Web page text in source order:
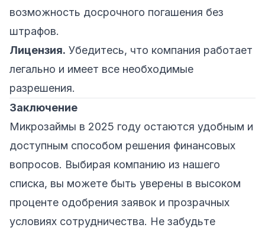
возможность досрочного погашения без
штрафов.
Лицензия. Убедитесь, что компания работает
легально и имеет все необходимые
разрешения.
Заключение
Микрозаймы в 2025 году остаются удобным и
доступным способом решения финансовых
вопросов. Выбирая компанию из нашего
списка, вы можете быть уверены в высоком
проценте одобрения заявок и прозрачных
условиях сотрудничества. Не забудьте